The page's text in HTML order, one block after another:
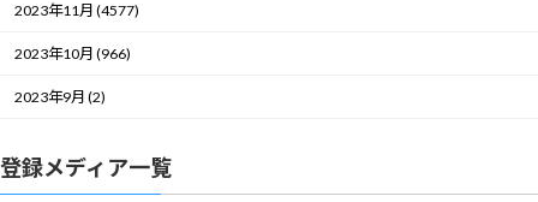
2023年11月 (4577)
2023年10月 (966)
2023年9月 (2)
登録メディア一覧